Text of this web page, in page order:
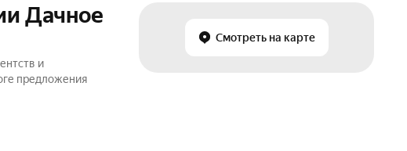
Смотреть на карте
Дачное
и
предложения